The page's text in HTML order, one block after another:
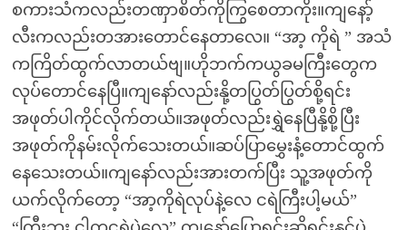
စကားသံကလည်းတဏှာစိတ်ကိုကြွစေတာကိုး။ကျနော့်
လီးကလည်းတအားတောင်နေတာလေ။ “အာ့ ကိုရဲ ” အသံ
ကကြိတ်ထွက်လာတယ်ဗျ။ဟိုဘက်ကယွခမကြီးတွေက
လုပ်တောင်နေပြီ။ကျနော်လည်းနို့တပြွတ်ပြွတ်စို့ရင်း
အဖုတ်ပါကိုင်လိုက်တယ်။အဖုတ်လည်းရွှဲနေပြီနို့စို့ပြီး
အဖုတ်ကိုနမ်းလိုက်သေးတယ်။ဆပ်ပြာမွှေးနံ့တောင်ထွက်
နေသေးတယ်။ကျနော်လည်းအားတက်ပြီး သူ့အဖုတ်ကို
ယက်လိုက်တော့ “အာ့ကိုရဲလုပ်နဲ့လေ ငရဲကြီးပါ့မယ်”